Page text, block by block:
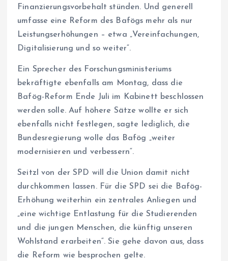
Finanzierungsvorbehalt stünden. Und generell
umfasse eine Reform des Bafögs mehr als nur
Leistungserhöhungen – etwa „Vereinfachungen,
Digitalisierung und so weiter“.
Ein Sprecher des Forschungsministeriums
bekräftigte ebenfalls am Montag, dass die
Bafög-Reform Ende Juli im Kabinett beschlossen
werden solle. Auf höhere Sätze wollte er sich
ebenfalls nicht festlegen, sagte lediglich, die
Bundesregierung wolle das Bafög „weiter
modernisieren und verbessern“.
Seitzl von der SPD will die Union damit nicht
durchkommen lassen. Für die SPD sei die Bafög-
Erhöhung weiterhin ein zentrales Anliegen und
„eine wichtige Entlastung für die Studierenden
und die jungen Menschen, die künftig unseren
Wohlstand erarbeiten“. Sie gehe davon aus, dass
die Reform wie besprochen gelte.